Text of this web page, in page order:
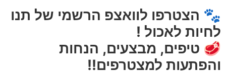
אזל המלאי אזל המלאי
🐾 הצטרפו לוואצפ הרשמי של תנו
לחיות לאכול !
🥩 טיפים, מבצעים, הנחות
והפתעות למצטרפים!!